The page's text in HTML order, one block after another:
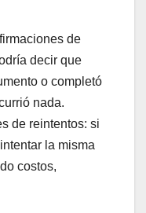
de
decir que
o completó
nada.
de reintentos: si
la misma
costos,